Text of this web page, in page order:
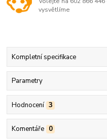
vysvětlíme
Kompletní specifikace
Parametry
Hodnocení 3
Komentáře 0